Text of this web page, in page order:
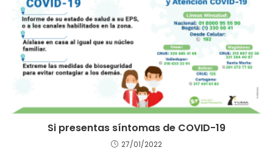
Si presentas síntomas de COVID-19
27/01/2022